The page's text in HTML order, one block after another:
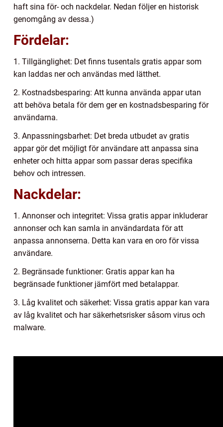
haft sina för- och nackdelar. Nedan följer en historisk
genomgång av dessa.)
Fördelar:
1. Tillgänglighet: Det finns tusentals gratis appar som
kan laddas ner och användas med lätthet.
2. Kostnadsbesparing: Att kunna använda appar utan
att behöva betala för dem ger en kostnadsbesparing för
användarna.
3. Anpassningsbarhet: Det breda utbudet av gratis
appar gör det möjligt för användare att anpassa sina
enheter och hitta appar som passar deras specifika
behov och intressen.
Nackdelar:
1. Annonser och integritet: Vissa gratis appar inkluderar
annonser och kan samla in användardata för att
anpassa annonserna. Detta kan vara en oro för vissa
användare.
2. Begränsade funktioner: Gratis appar kan ha
begränsade funktioner jämfört med betalappar.
3. Låg kvalitet och säkerhet: Vissa gratis appar kan vara
av låg kvalitet och har säkerhetsrisker såsom virus och
malware.